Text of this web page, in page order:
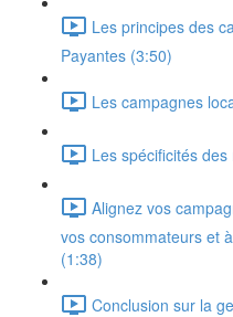
Les principes des
Payantes (3:50)
Les campagnes
Les spécificités
Alignez vos
vos consommateurs et
(1:38)
Conclusion sur la